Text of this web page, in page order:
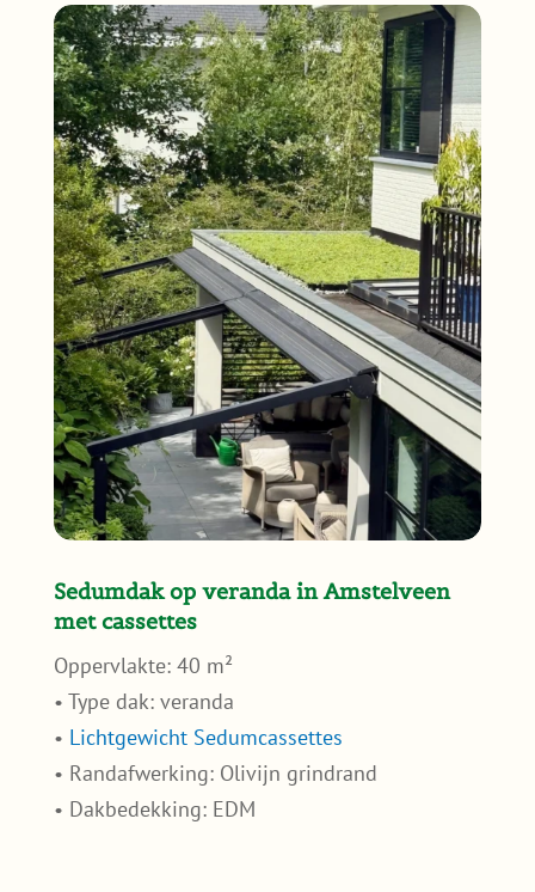
Sedumdak op veranda in Amstelveen
met cassettes
Oppervlakte: 40 m²
• Type dak: veranda
• Lichtgewicht Sedumcassettes
• Randafwerking: Olivijn grindrand
• Dakbedekking: EDM